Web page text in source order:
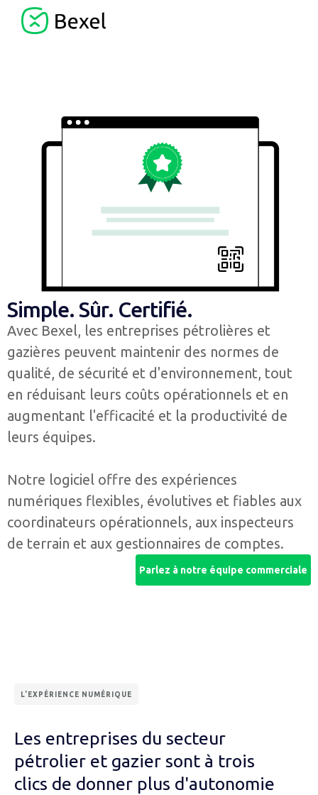
Simple. Sûr. Certifié.
Avec Bexel, les entreprises pétrolières et
gazières peuvent maintenir des normes de
qualité, de sécurité et d'environnement, tout
en réduisant leurs coûts opérationnels et en
augmentant l'efficacité et la productivité de
leurs équipes.
Notre logiciel offre des expériences
numériques flexibles, évolutives et fiables aux
coordinateurs opérationnels, aux inspecteurs
de terrain et aux gestionnaires de comptes.
Parlez à notre équipe commerciale
L'EXPÉRIENCE NUMÉRIQUE
Les entreprises du secteur
pétrolier et gazier sont à trois
clics de donner plus d'autonomie